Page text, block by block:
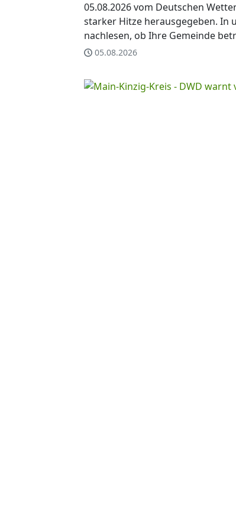
05.08.2026 vom Deutschen
starker Hitze herausgegeben. In
nachlesen, ob Ihre Gemeinde
05.08.2026